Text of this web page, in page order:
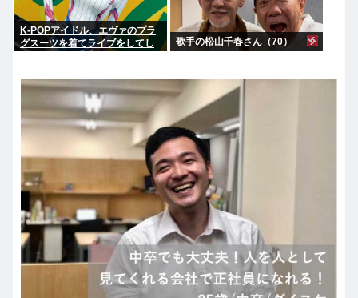
K-POPアイドル、エヴァのプラ
グスーツを着てライブをしてし
歌手の松山千春さん（70）